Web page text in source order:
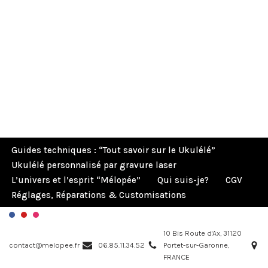
Guides techniques : “Tout savoir sur le Ukulélé”
Ukulélé personnalisé par gravure laser
L’univers et l’esprit “Mélopée”
Qui suis-je?
CGV
Réglages, Réparations & Customisations
contact@melopee.fr 06.85.11.34.52
10 Bis Route d'Ax, 31120
Portet-sur-Garonne,
FRANCE